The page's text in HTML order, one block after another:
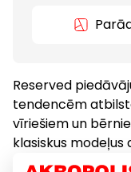
Reserved
tendencēm
vīriešiem un
klasiskus
oriģinālām